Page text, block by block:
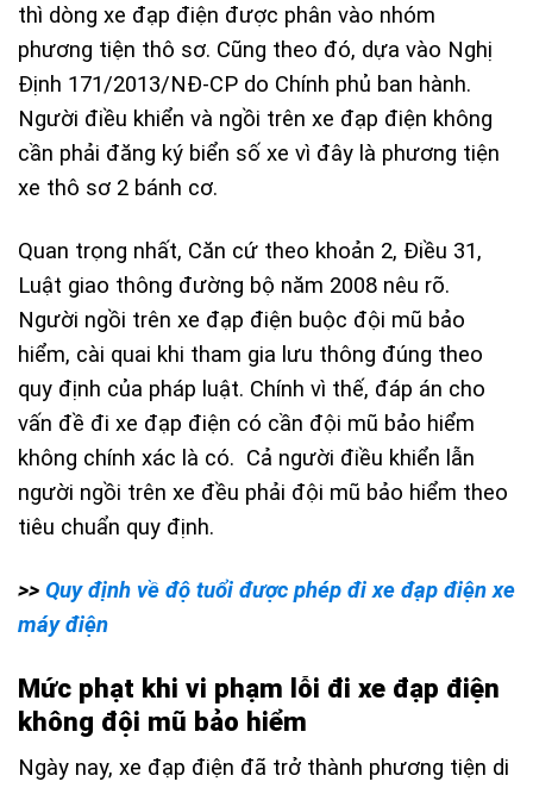
thì dòng xe đạp điện được phân vào nhóm
phương tiện thô sơ. Cũng theo đó, dựa vào Nghị
Định 171/2013/NĐ-CP do Chính phủ ban hành.
Người điều khiển và ngồi trên xe đạp điện không
cần phải đăng ký biển số xe vì đây là phương tiện
xe thô sơ 2 bánh cơ.
Quan trọng nhất, Căn cứ theo khoản 2, Điều 31,
Luật giao thông đường bộ năm 2008 nêu rõ.
Người ngồi trên xe đạp điện buộc đội mũ bảo
hiểm, cài quai khi tham gia lưu thông đúng theo
quy định của pháp luật. Chính vì thế, đáp án cho
vấn đề đi xe đạp điện có cần đội mũ bảo hiểm
không chính xác là có. Cả người điều khiển lẫn
người ngồi trên xe đều phải đội mũ bảo hiểm theo
tiêu chuẩn quy định.
>> Quy định về độ tuổi được phép đi xe đạp điện xe
máy điện
Mức phạt khi vi phạm lỗi đi xe đạp điện
không đội mũ bảo hiểm
Ngày nay, xe đạp điện đã trở thành phương tiện di